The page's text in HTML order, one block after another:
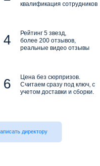
квалификация сотрудников
Рейтинг 5 звезд,
более 200 отзывов,
реальные видео отзывы
Цена без сюрпризов.
Считаем сразу под ключ, с
учетом доставки и сборки.
директору